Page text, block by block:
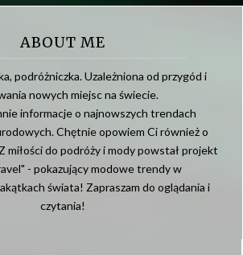
ABOUT ME
podróżniczka. Uzależniona od przygód i
nowych miejsc na świecie.
informacje o najnowszych trendach
Chętnie opowiem Ci również o
miłości do podróży i mody powstał projekt
- pokazujący modowe trendy w
świata! Zapraszam do oglądania i
czytania!